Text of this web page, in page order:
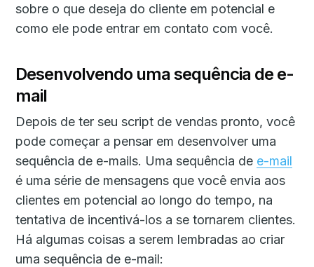
sobre o que deseja do cliente em potencial e
como ele pode entrar em contato com você.
Desenvolvendo uma sequência de e-
mail
Depois de ter seu script de vendas pronto, você
pode começar a pensar em desenvolver uma
sequência de e-mails. Uma sequência de e-mail
é uma série de mensagens que você envia aos
clientes em potencial ao longo do tempo, na
tentativa de incentivá-los a se tornarem clientes.
Há algumas coisas a serem lembradas ao criar
uma sequência de e-mail: